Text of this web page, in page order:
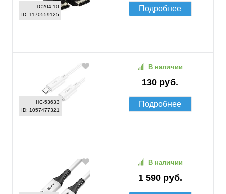
TC204-10
ID: 1170559125
Подробнее
HC-53633
ID: 1057477321
130 руб.
В наличии
Подробнее
1 590 руб.
В наличии